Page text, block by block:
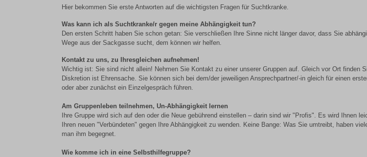
Hier bekommen Sie erste Antworten auf die wichtigsten Fragen für Suchtkranke.
Was kann ich als Suchtkranke/r gegen meine Abhängigkeit tun?
Den ersten Schritt haben Sie schon getan: Sie verschließen Ihre Sinne nicht länger davor, dass Sie
Wege aus der Sackgasse sucht, dem können wir helfen.
Kontakt zu uns, zu Ihresgleichen aufnehmen!
Wichtig ist: Sie sind nicht allein! Nehmen Sie Kontakt zu einer unserer Gruppen auf. Gleich vor Ort finden
Diskretion ist Ehrensache. Sie können sich bei dem/der jeweiligen Ansprechpartner/-in gleich für einen
oder aber zunächst ein Einzelgespräch führen.
Am Gruppenleben teilnehmen, Un-Abhängigkeit lernen
Ihre Gruppe wird sich auf den oder die Neue gebührend einstellen – darin sind wir "Profis". Es wird Ihnen
Ihren neuen "Verbündeten" gegen Ihre Abhängigkeit zu wenden. Keine Bange: Was Sie umtreibt, haben
man ihm begegnet.
Wie komme ich in eine Selbsthilfegruppe?